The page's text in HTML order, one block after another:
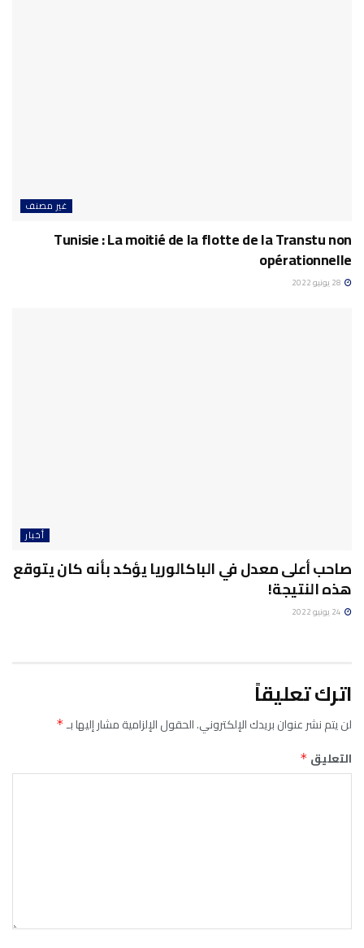
غير مصنف
Tunisie : La moitié de la flotte de la Transtu non
opérationnelle
أخبار
صاحب أعلى معدل في الباكالوريا يؤكد بأنه كان يتوقع
هذه النتيجة!
اترك تعليقاً
لن يتم نشر عنوان بريدك الإلكتروني.الحقول الإلزامية مشار إليها بـ*
التعليق *